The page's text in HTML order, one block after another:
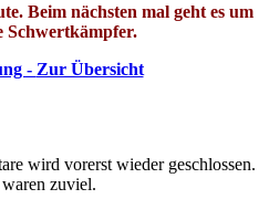
Beim nächsten mal geht es um
Schwertkämpfer.
- Zur Übersicht
wird vorerst wieder geschlossen.
zuviel.